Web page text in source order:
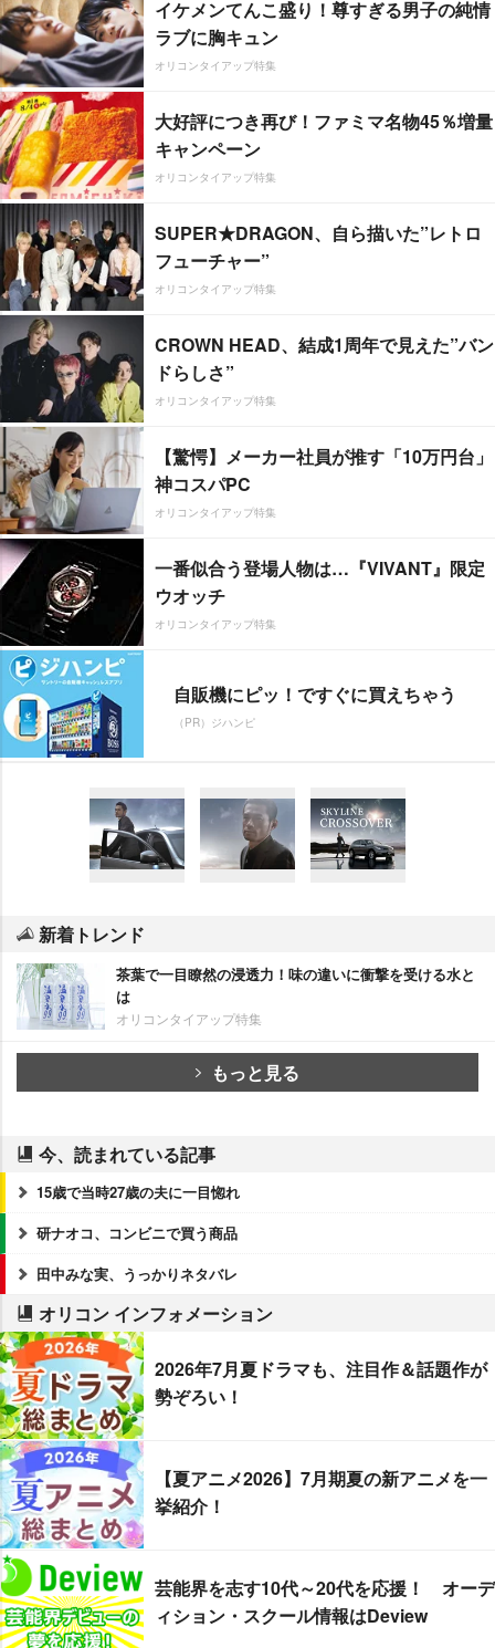
イケメンてんこ盛り！尊すぎる男子の純情
ラブに胸キュン
オリコンタイアップ特集
大好評につき再び！ファミマ名物45％増量
キャンペーン
オリコンタイアップ特集
SUPER★DRAGON、自ら描いた”レトロ
フューチャー”
オリコンタイアップ特集
CROWN HEAD、結成1周年で見えた”バン
ドらしさ”
オリコンタイアップ特集
【驚愕】メーカー社員が推す「10万円台」
神コスパPC
オリコンタイアップ特集
一番似合う登場人物は…『VIVANT』限定
ウオッチ
オリコンタイアップ特集
自販機にピッ！ですぐに買えちゃう
（PR）ジハンピ
新着トレンド
茶葉で一目瞭然の浸透力！味の違いに衝撃を受ける水と
は
オリコンタイアップ特集
もっと見る
今、読まれている記事
15歳で当時27歳の夫に一目惚れ
研ナオコ、コンビニで買う商品
田中みな実、うっかりネタバレ
オリコン インフォメーション
2026年7月夏ドラマも、注目作＆話題作が
勢ぞろい！
【夏アニメ2026】7月期夏の新アニメを一
挙紹介！
芸能界を志す10代～20代を応援！ オーデ
ィション・スクール情報はDeview